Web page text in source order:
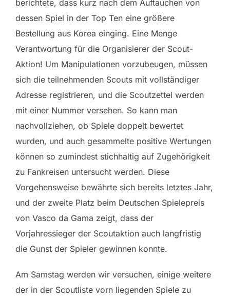
berichtete, dass kurz nach dem Auftauchen von
dessen Spiel in der Top Ten eine größere
Bestellung aus Korea einging. Eine Menge
Verantwortung für die Organisierer der Scout-
Aktion! Um Manipulationen vorzubeugen, müssen
sich die teilnehmenden Scouts mit vollständiger
Adresse registrieren, und die Scoutzettel werden
mit einer Nummer versehen. So kann man
nachvollziehen, ob Spiele doppelt bewertet
wurden, und auch gesammelte positive Wertungen
können so zumindest stichhaltig auf Zugehörigkeit
zu Fankreisen untersucht werden. Diese
Vorgehensweise bewährte sich bereits letztes Jahr,
und der zweite Platz beim Deutschen Spielepreis
von Vasco da Gama zeigt, dass der
Vorjahressieger der Scoutaktion auch langfristig
die Gunst der Spieler gewinnen konnte.
Am Samstag werden wir versuchen, einige weitere
der in der Scoutliste vorn liegenden Spiele zu